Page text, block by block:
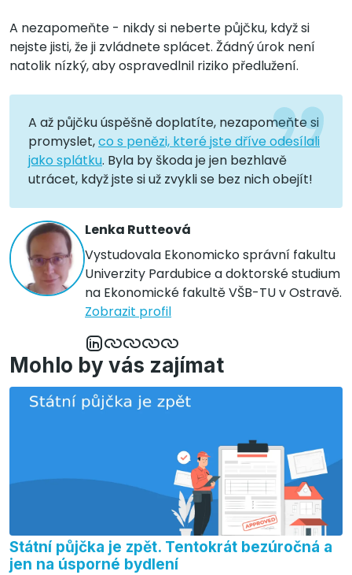
A nezapomeňte - nikdy si neberte půjčku, když si
nejste jisti, že ji zvládnete splácet. Žádný úrok není
natolik nízký, aby ospravedlnil riziko předlužení.
A až půjčku úspěšně doplatíte, nezapomeňte si
promyslet,co s penězi, které jste dříve odesílali
jako splátku. Byla by škoda je jen bezhlavě
utrácet, když jste si už zvykli se bez nich obejít!
Lenka Rutteová
Vystudovala Ekonomicko správní fakultu
Univerzity Pardubice a doktorské studium
na Ekonomické fakultě VŠB-TU v Ostravě.
Zobrazit profil
Mohlo by vás zajímat
Státní půjčka je zpět. Tentokrát bezúročná a
jen na úsporné bydlení